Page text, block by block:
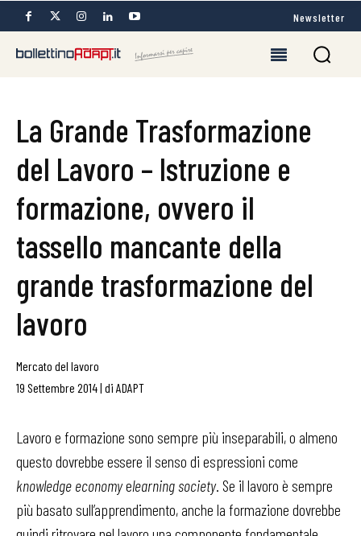
Newsletter
La Grande Trasformazione
del Lavoro – Istruzione e
formazione, ovvero il
tassello mancante della
grande trasformazione del
lavoro
Mercato del lavoro
19 Settembre 2014| di ADAPT
Lavoro e formazione sono sempre più inseparabili, o almeno
questo dovrebbe essere il senso di espressioni come
knowledge economyelearning society. Se il lavoro è sempre
più basato sull’apprendimento, anche la formazione dovrebbe